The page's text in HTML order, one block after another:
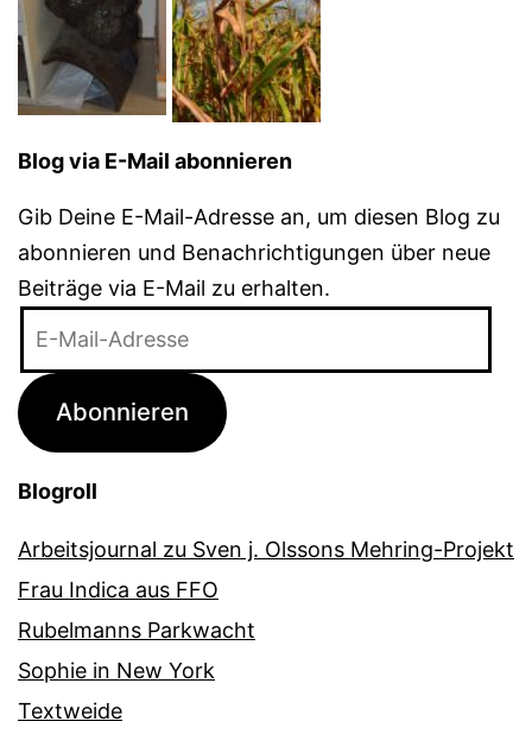
Blog via E-Mail abonnieren
Gib Deine E-Mail-Adresse an, um diesen Blog zu
abonnieren und Benachrichtigungen über neue
Beiträge via E-Mail zu erhalten.
Adresse
Abonnieren
Blogroll
Arbeitsjournal zu Sven j. Olssons Mehring-Projekt
Frau Indica aus FFO
Rubelmanns Parkwacht
Sophie in New York
Textweide